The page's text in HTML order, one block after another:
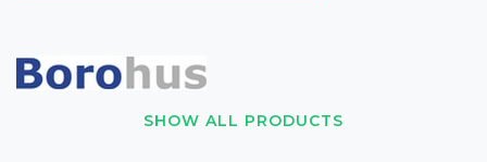
SHOW ALL PRODUCTS